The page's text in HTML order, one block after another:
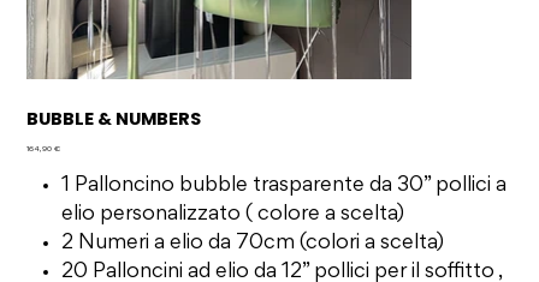
BUBBLE & NUMBERS
Prezzo
164,90 €
1 Palloncino bubble trasparente da 30” pollici a
elio personalizzato ( colore a scelta)
2 Numeri a elio da 70cm (colori a scelta)
20 Palloncini ad elio da 12” pollici per il soffitto ,